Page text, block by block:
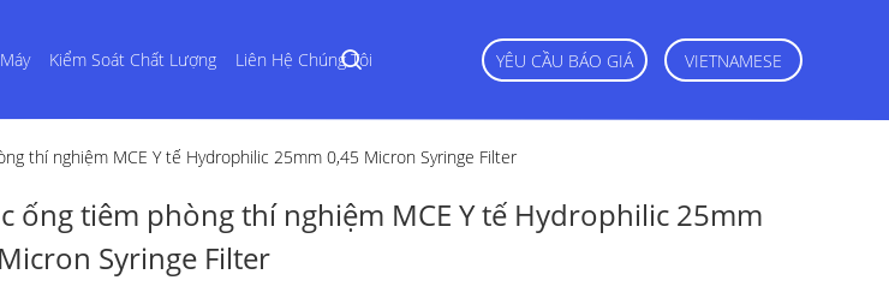
Kiểm Soát Chất Lượng Liên Hệ Chúng Tôi YÊU CẦU BÁO GIÁ VIETNAMESE
thí nghiệm MCE Y tế Hydrophilic 25mm 0,45 Micron Syringe Filter
ống tiêm phòng thí nghiệm MCE Y tế Hydrophilic 25mm
Syringe Filter